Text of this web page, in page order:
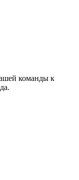
команды к